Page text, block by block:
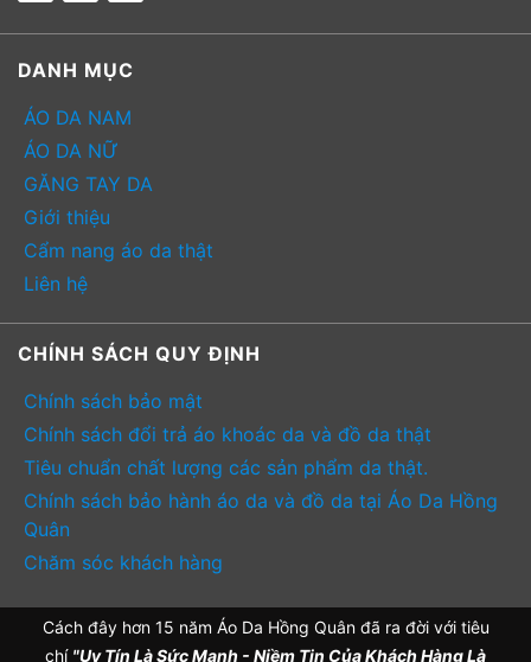
DANH MỤC
ÁO DA NAM
ÁO DA NỮ
GĂNG TAY DA
Giới thiệu
Cẩm nang áo da thật
Liên hệ
CHÍNH SÁCH QUY ĐỊNH
Chính sách bảo mật
Chính sách đổi trả áo khoác da và đồ da thật
Tiêu chuẩn chất lượng các sản phẩm da thật.
Chính sách bảo hành áo da và đồ da tại Áo Da Hồng
Quân
Chăm sóc khách hàng
Cách đây hơn 15 năm Áo Da Hồng Quân đã ra đời với tiêu
chí "Uy Tín Là Sức Mạnh - Niềm Tin Của Khách Hàng Là